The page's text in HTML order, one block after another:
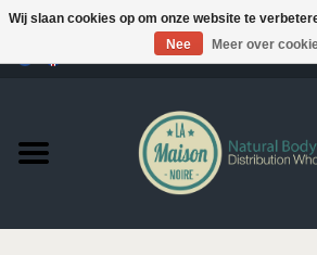
Producten
MERKEN
Wij slaan cookies op om onze website te
Nee
Meer over